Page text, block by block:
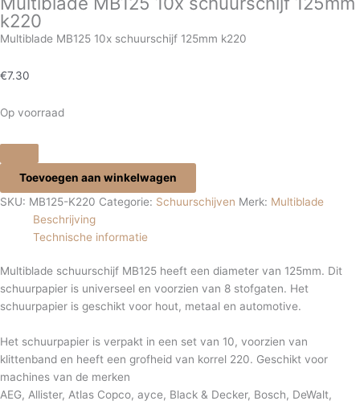
k220
Multiblade MB125 10x schuurschijf 125mm k220
€7.30
Op voorraad
Toevoegen aan winkelwagen
SKU: MB125-K220 Categorie: Schuurschijven Merk: Multiblade
Beschrijving
Technische informatie
Multiblade schuurschijf MB125 heeft een diameter van 125mm. Dit
schuurpapier is universeel en voorzien van 8 stofgaten. Het
schuurpapier is geschikt voor hout, metaal en automotive.
Het schuurpapier is verpakt in een set van 10, voorzien van
klittenband en heeft een grofheid van korrel 220. Geschikt voor
machines van de merken
AEG, Allister, Atlas Copco, ayce, Black & Decker, Bosch, DeWalt,